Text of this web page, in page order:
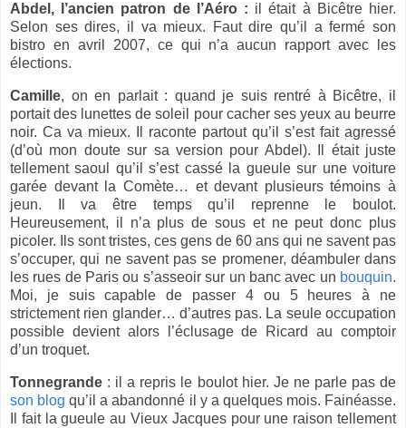
Abdel, l’ancien patron de l’Aéro : il était à Bicêtre hier.
Selon ses dires, il va mieux. Faut dire qu’il a fermé son
bistro en avril 2007, ce qui n’a aucun rapport avec les
élections.
Camille, on en parlait : quand je suis rentré à Bicêtre, il
portait des lunettes de soleil pour cacher ses yeux au beurre
noir. Ca va mieux. Il raconte partout qu’il s’est fait agressé
(d’où mon doute sur sa version pour Abdel). Il était juste
tellement saoul qu’il s’est cassé la gueule sur une voiture
garée devant la Comète… et devant plusieurs témoins à
jeun. Il va être temps qu’il reprenne le boulot.
Heureusement, il n’a plus de sous et ne peut donc plus
picoler. Ils sont tristes, ces gens de 60 ans qui ne savent pas
s’occuper, qui ne savent pas se promener, déambuler dans
les rues de Paris ou s’asseoir sur un banc avec un bouquin.
Moi, je suis capable de passer 4 ou 5 heures à ne
strictement rien glander… d’autres pas. La seule occupation
possible devient alors l’éclusage de Ricard au comptoir
d’un troquet.
Tonnegrande : il a repris le boulot hier. Je ne parle pas de
son blog qu’il a abandonné il y a quelques mois. Fainéasse.
Il fait la gueule au Vieux Jacques pour une raison tellement